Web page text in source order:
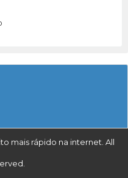
mais rápido na internet. All